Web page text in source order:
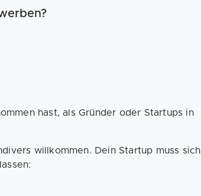
hast, als Gründer oder Startups in
willkommen. Dein Startup muss sich